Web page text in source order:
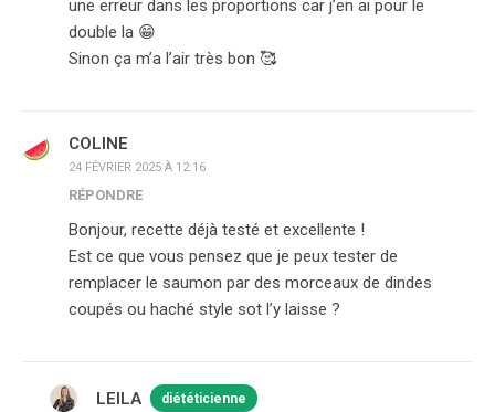
une erreur dans les proportions car j’en ai pour le
double la 😁
Sinon ça m’a l’air très bon 🥰
COLINE
24 FÉVRIER 2025 À 12:16
RÉPONDRE
Bonjour, recette déjà testé et excellente !
Est ce que vous pensez que je peux tester de
remplacer le saumon par des morceaux de dindes
coupés ou haché style sot l’y laisse ?
LEILA diététicienne